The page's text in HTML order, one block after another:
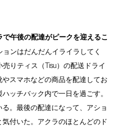
で午後の配達がピークを迎えるこ
ンはだんだんイライラしてく
りティス（Tisu）の配送ドライ
スマホなどの商品を配達してお
ッチバック内で一日を過ごす。
。最後の配達になって、アショ
付いた。アクラのほとんどのド